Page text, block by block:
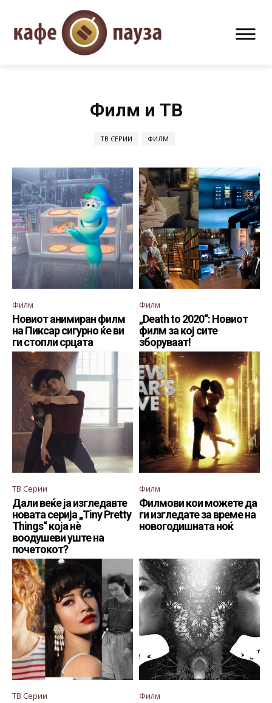
Филм и ТВ
ТВ СЕРИИ ФИЛМ
Филм
Новиот анимиран филм
на Пиксар сигурно ќе ви
ги стопли срцата
Филм
„Death to 2020“: Новиот
филм за кој сите
зборуваат!
ТВ Серии
Дали веќе ја изгледавте
новата серија „Tiny Pretty
Things“ која нè
воодушеви уште на
почетокот?
Филм
Филмови кои можете да
ги изгледате за време на
новогодишната ноќ
ТВ Серии Филм